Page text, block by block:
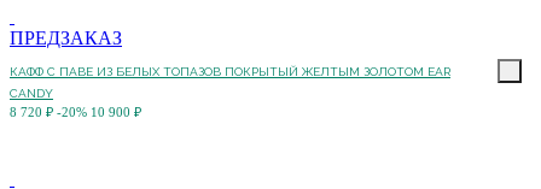
ПРЕДЗАКАЗ
КАФФ С ПАВЕ ИЗ БЕЛЫХ ТОПАЗОВ ПОКРЫТЫЙ ЖЕЛТЫМ ЗОЛОТОМ EAR
CANDY
8 720 ₽ -20% 10 900 ₽